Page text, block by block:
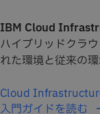
IBM Cloud
ハイブリッドクラ
れた環境と従来の
Cloud
入門ガイドを読む